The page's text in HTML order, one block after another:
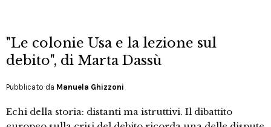
"Le colonie Usa e la lezione sul
debito", di Marta Dassù
Pubblicato da Manuela Ghizzoni
Echi della storia: distanti ma istruttivi. Il dibattito